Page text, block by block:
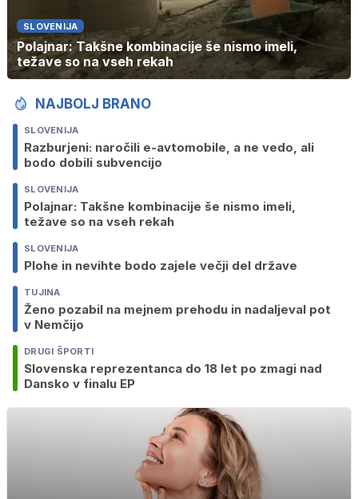
SLOVENIJA
Polajnar: Takšne kombinacije še nismo imeli,
težave so na vseh rekah
NAJBOLJ BRANO
SLOVENIJA
Razburjeni: naročili e-avtomobile, a ne vedo, ali
bodo dobili subvencijo
SLOVENIJA
Polajnar: Takšne kombinacije še nismo imeli,
težave so na vseh rekah
SLOVENIJA
Plohe in nevihte bodo zajele večji del države
TUJINA
Ženo pozabil na mejnem prehodu in nadaljeval pot
v Nemčijo
DRUGI ŠPORTI
Slovenska reprezentanca do 18 let po zmagi nad
Dansko v finalu EP